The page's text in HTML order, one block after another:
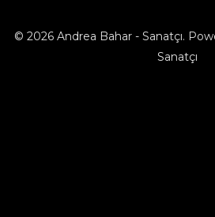
© 2026 Andrea Bahar - Sanatçı.
Sanatçı